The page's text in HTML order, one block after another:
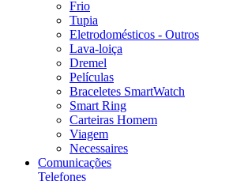
Frio
Tupia
Eletrodomésticos - Outros
Lava-loiça
Dremel
Películas
Braceletes SmartWatch
Smart Ring
Carteiras Homem
Viagem
Necessaires
Comunicações
Telefones